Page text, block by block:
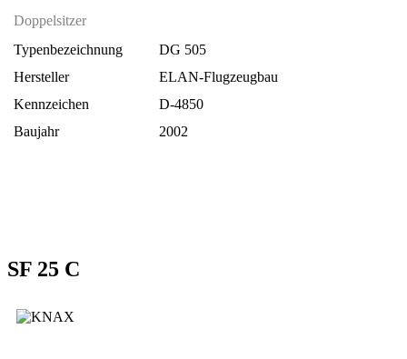
Doppelsitzer
Typenbezeichnung
DG 505
Hersteller
ELAN-Flugzeugbau
Kennzeichen
D-4850
Baujahr
2002
SF 25 C